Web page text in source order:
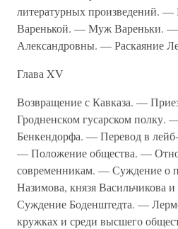
литературных произведений.
Варенькой. — Муж Вареньки. —
Александровны. — Раскаяние
Глава XV
Возвращение с Кавказа. —
Гродненском гусарском полку.
Бенкендорфа. — Перевод в
— Положение общества. —
современникам. — Суждение о
Назимова, князя
Суждение Боденштедта. —
кружках и среди высшего